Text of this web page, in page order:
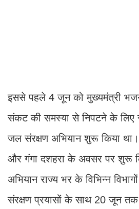
इससे पहले 4 जून को मुख्यमंत्री
संकट की समस्या से निपटने के लिए
जल संरक्षण अभियान शुरू किया था।
और गंगा दशहरा के अवसर पर शुरू
अभियान राज्य भर के विभिन्न
संरक्षण प्रयासों के साथ 20 जून